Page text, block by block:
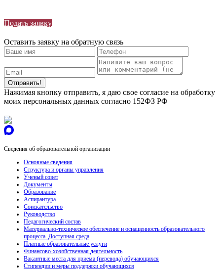
Подать заявку
Оставить заявку на обратную связь
Нажимая кнопку отправить, я даю свое согласие на обработку
моих персональных данных согласно 152ФЗ РФ
Сведения об образовательной организации
Основные сведения
Структура и органы управления
Ученый совет
Документы
Образование
Аспирантура
Соискательство
Руководство
Педагогический состав
Материально-техническое обеспечение и оснащенность образовательного
процесса. Доступная среда
Платные образовательные услуги
Финансово-хозяйственная деятельность
Вакантные места для приема (перевода) обучающихся
Стипендии и меры поддержки обучающихся